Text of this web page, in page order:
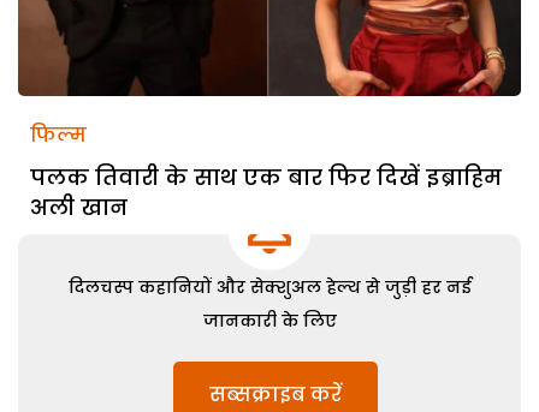
फिल्म
पलक तिवारी के साथ एक बार फिर दिखें इब्राहिम
अली खान
दिलचस्प कहानियों और सेक्शुअल हेल्थ से जुड़ी हर नई
जानकारी के लिए
सब्सक्राइब करें